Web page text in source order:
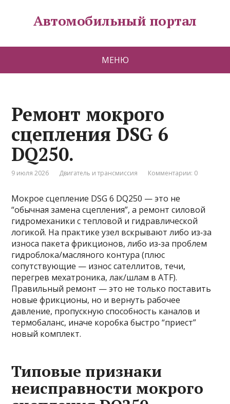
Автомобильный портал
МЕНЮ
Ремонт мокрого
сцепления DSG 6
DQ250.
9 июля 2026 Двигатель и трансмиссия Комментарии: 0
Мокрое сцепление DSG 6 DQ250 — это не
“обычная замена сцепления”, а ремонт силовой
гидромеханики с тепловой и гидравлической
логикой. На практике узел вскрывают либо из‑за
износа пакета фрикционов, либо из‑за проблем
гидроблока/масляного контура (плюс
сопутствующие — износ сателлитов, течи,
перегрев мехатроника, лак/шлам в ATF).
Правильный ремонт — это не только поставить
новые фрикционы, но и вернуть рабочее
давление, пропускную способность каналов и
термобаланс, иначе коробка быстро “приест”
новый комплект.
Типовые признаки
неисправности мокрого